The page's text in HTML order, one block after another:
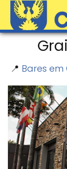
📍 Bares